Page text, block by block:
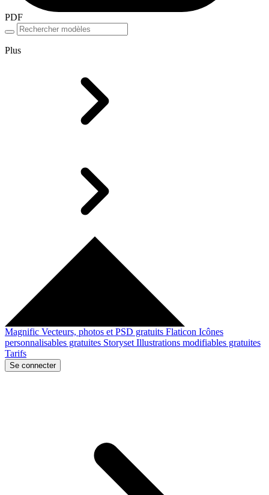
PDF
Plus
Magnific Vecteurs, photos et PSD gratuits Flaticon Icônes
personnalisables gratuites Storyset Illustrations modifiables gratuites
Tarifs
Se connecter